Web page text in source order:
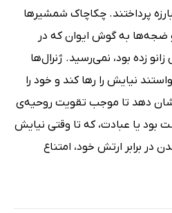
پرداختند. چکاچاک شمشیرها
ضجه‌ها به گوش ایوان که در
زده بود، نمى‌رسید. ژنرال‌ها
نیایش را رها کند و خود را
دهد تا موجب تقویت روحیه‌ى
بود یا عبادت، که تا وقتى نیایش
در برابر ارتش خود، امتناع